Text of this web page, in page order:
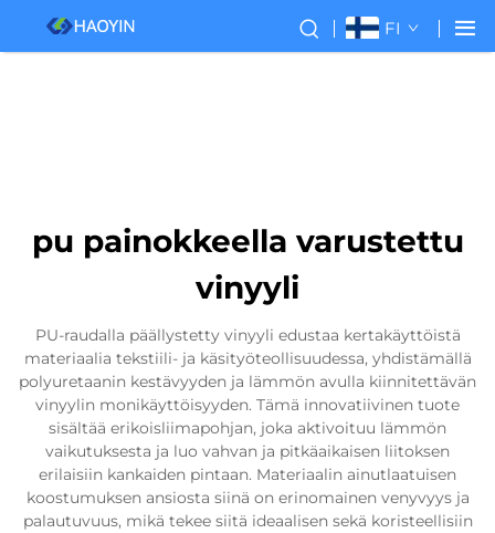
FI
pu painokkeella varustettu
vinyyli
PU-raudalla päällystetty vinyyli edustaa kertakäyttöistä
materiaalia tekstiili- ja käsityöteollisuudessa, yhdistämällä
polyuretaanin kestävyyden ja lämmön avulla kiinnitettävän
vinyylin monikäyttöisyyden. Tämä innovatiivinen tuote
sisältää erikoisliimapohjan, joka aktivoituu lämmön
vaikutuksesta ja luo vahvan ja pitkäaikaisen liitoksen
erilaisiin kankaiden pintaan. Materiaalin ainutlaatuisen
koostumuksen ansiosta siinä on erinomainen venyvyys ja
palautuvuus, mikä tekee siitä ideaalisen sekä koristeellisiin